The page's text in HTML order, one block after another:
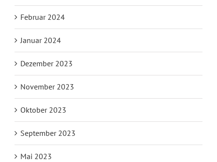
Februar 2024
Januar 2024
Dezember 2023
November 2023
Oktober 2023
September 2023
Mai 2023